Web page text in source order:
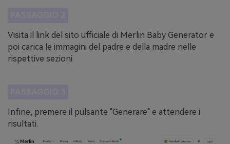
Visita il link del sito ufficiale di Merlin Baby Generator e
poi carica le immagini del padre e della madre nelle
rispettive sezioni.
Infine, premere il pulsante "Generare" e attendere i
risultati.